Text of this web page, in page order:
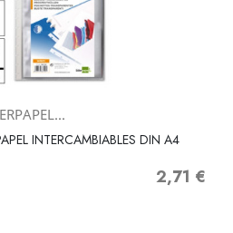
INTERCAMBIABLES DIN A4
Precio
2,71 €